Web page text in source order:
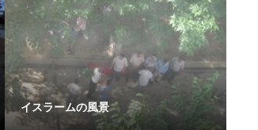
イスラームの風景